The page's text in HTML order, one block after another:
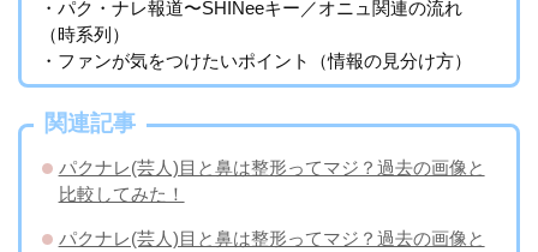
・パク・ナレ報道〜SHINeeキー／オニュ関連の流れ
（時系列）
・ファンが気をつけたいポイント（情報の見分け方）
関連記事
パクナレ(芸人)目と鼻は整形ってマジ？過去の画像と
比較してみた！
パクナレ(芸人)目と鼻は整形ってマジ？過去の画像と